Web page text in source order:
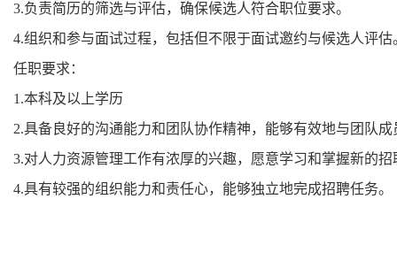
3.负责简历的筛选与评估，确保候选人符合职位要求。
4.组织和参与面试过程，包括但不限于面试邀约与候选人评估
任职要求：
1.本科及以上学历
2.具备良好的沟通能力和团队协作精神，能够有效地与团队
3.对人力资源管理工作有浓厚的兴趣，愿意学习和掌握新的招
4.具有较强的组织能力和责任心，能够独立地完成招聘任务。